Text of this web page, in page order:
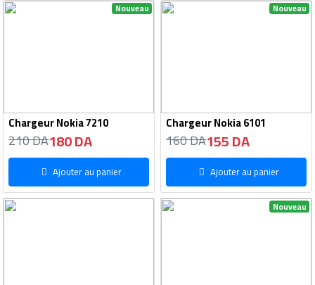
Nouveau
Chargeur Nokia 7210
210 DA180 DA
Ajouter au panier
Nouveau
Chargeur Nokia 6101
160 DA155 DA
Ajouter au panier
Nouveau